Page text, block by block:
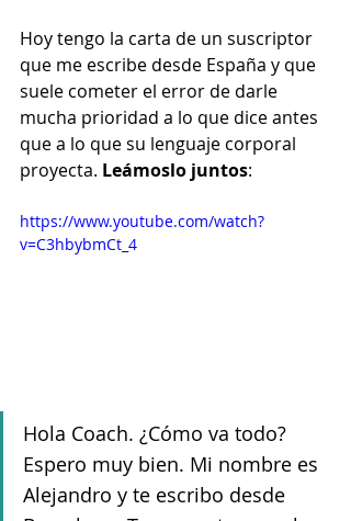
Hoy tengo la carta de un suscriptor
que me escribe desde España y que
suele cometer el error de darle
mucha prioridad a lo que dice antes
que a lo que su lenguaje corporal
proyecta. Leámoslo juntos:
https://www.youtube.com/watch?
v=C3hbybmCt_4
Hola Coach. ¿Cómo va todo?
Espero muy bien. Mi nombre es
Alejandro y te escribo desde